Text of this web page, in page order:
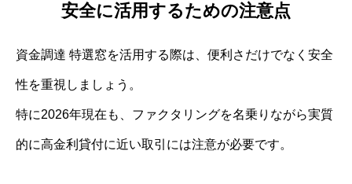
安全に活用するための注意点
資金調達 特選窓を活用する際は、便利さだけでなく安全
性を重視しましょう。
特に2026年現在も、ファクタリングを名乗りながら実質
的に高金利貸付に近い取引には注意が必要です。